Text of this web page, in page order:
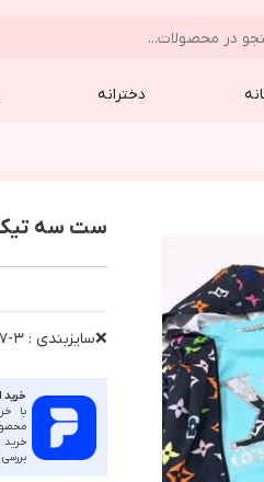
دخترانه
ست سه تیکه
❌سايزبندي : ٣-٧سال❌
با